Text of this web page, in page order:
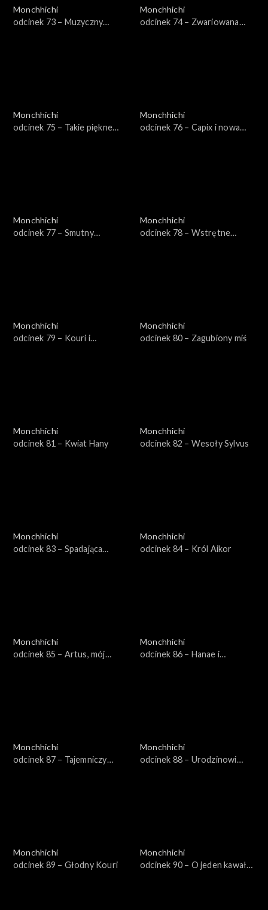
Monchhichi
odcinek 73 – Muzyczny
Monchhichi
odcinek 74 – Zwariowana
Monchhichi
odcinek 75 – Takie piękne
Monchhichi
odcinek 76 – Capix i nowa
Monchhichi
odcinek 77 – Smutny
Monchhichi
odcinek 78 – Wstrętne
Monchhichi
odcinek 79 – Kouri i
Monchhichi
odcinek 80 – Zagubiony miś
Monchhichi
odcinek 81 – Kwiat Hany
Monchhichi
odcinek 82 – Wesoły Sylvus
Monchhichi
odcinek 83 – Spadająca
Monchhichi
odcinek 84 – Król Aikor
Monchhichi
odcinek 85 – Artus, mój
Monchhichi
odcinek 86 – Hanae i
Monchhichi
odcinek 87 – Tajemniczy
Monchhichi
odcinek 88 – Urodzinowi
Monchhichi
odcinek 89 – Głodny Kouri
Monchhichi
odcinek 90 – O jeden kawał